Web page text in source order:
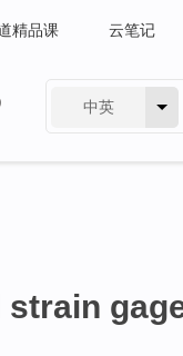
精品课 云笔记
中英
strain